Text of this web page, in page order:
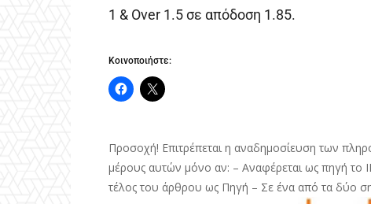
1 & Over 1.5 σε απόδοση 1.85.
Κοινοποιήστε:
Προσοχή! Επιτρέπεται η αναδημοσίευση των
μέρους αυτών μόνο αν: – Αναφέρεται ως πηγή το
τέλος του άρθρου ως Πηγή – Σε ένα από τα δύο